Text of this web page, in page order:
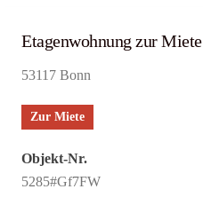
Etagenwohnung zur Miete
53117 Bonn
Zur Miete
Objekt-Nr.
5285#Gf7FW